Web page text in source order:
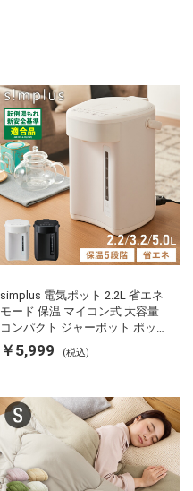
simplus 電気ポット 2.2L 省エネ
モード 保温 マイコン式 大容量
コンパクト ジャーポット ポット
カルキ抜き 空焚き防止 温度調節
軽量 SP-PD22 シンプラス
￥5,999 (税込)